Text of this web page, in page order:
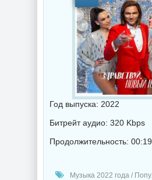
Год выпуска: 2022
Битрейт аудио: 320 Kbps
Продолжительность: 00:19
Музыка 2022 года / Популярная музыка / Поп музыка /